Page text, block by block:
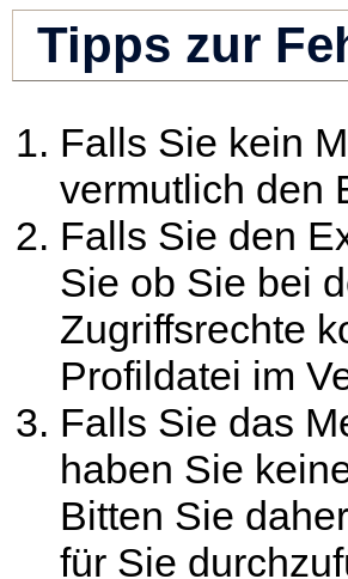
Tipps zur
Falls Sie kein
vermutlich den
Falls Sie den
Sie ob Sie bei
Zugriffsrechte
Profildatei im
Falls Sie das
haben Sie
Bitten Sie
für Sie